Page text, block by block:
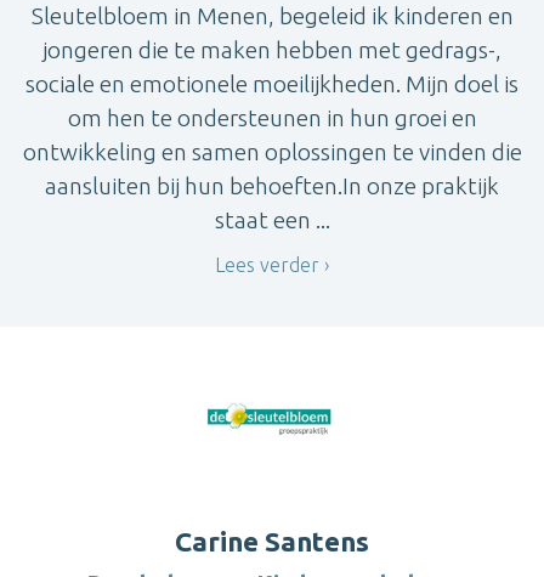
Sleutelbloem in Menen, begeleid ik kinderen en
jongeren die te maken hebben met gedrags-,
sociale en emotionele moeilijkheden. Mijn doel is
om hen te ondersteunen in hun groei en
ontwikkeling en samen oplossingen te vinden die
aansluiten bij hun behoeften.In onze praktijk
staat een ...
Lees verder
Carine Santens